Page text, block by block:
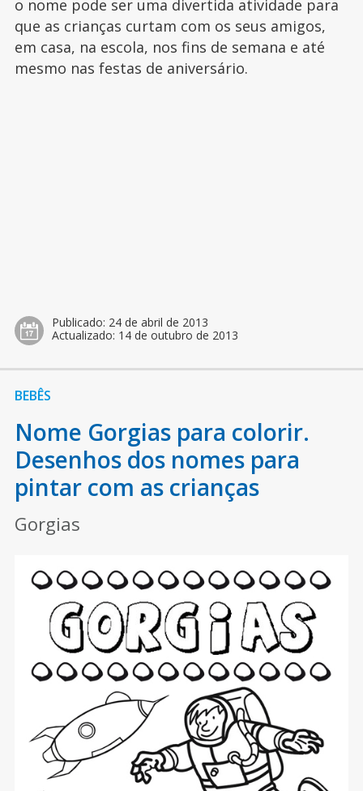
o nome pode ser uma divertida atividade para
que as crianças curtam com os seus amigos,
em casa, na escola, nos fins de semana e até
mesmo nas festas de aniversário.
Publicado: 24 de abril de 2013
Actualizado: 14 de outubro de 2013
BEBÊS
Nome Gorgias para colorir.
Desenhos dos nomes para
pintar com as crianças
Gorgias